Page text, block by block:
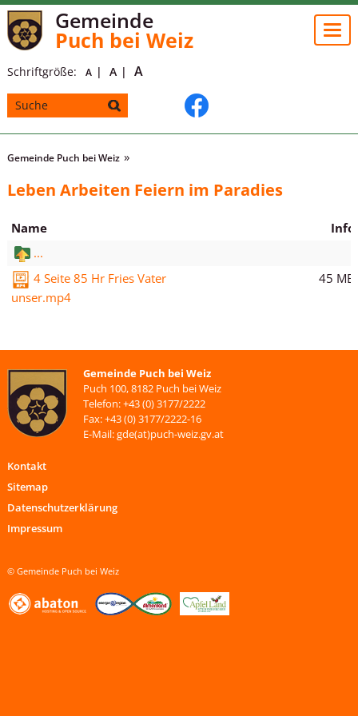
Gemeinde
Puch bei Weiz
Schriftgröße: A A A
Gemeinde Puch bei Weiz
Leben Arbeiten Feiern im Paradies
Name
Info
...
4 Seite 85 Hr Fries Vater
unser.mp4
45 MB
Gemeinde Puch bei Weiz
Puch 100, 8182 Puch bei Weiz
Telefon: +43 (0) 3177/2222
Fax: +43 (0) 3177/2222-16
E-Mail: gde(at)puch-weiz.gv.at
Kontakt
Sitemap
Datenschutzerklärung
Impressum
© Gemeinde Puch bei Weiz